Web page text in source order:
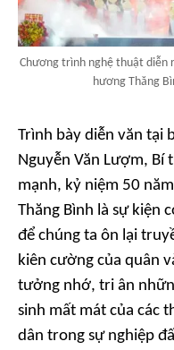
Chương trình nghệ thuật diễn
hương Thăng
Trình bày diễn văn tại
Nguyễn Văn Lượm, Bí
mạnh, kỷ niệm 50
Thăng Bình là sự kiện
để chúng ta ôn lại
kiên cường của quân
tưởng nhớ, tri ân
sinh mất mát của các
dân trong sự nghiệp